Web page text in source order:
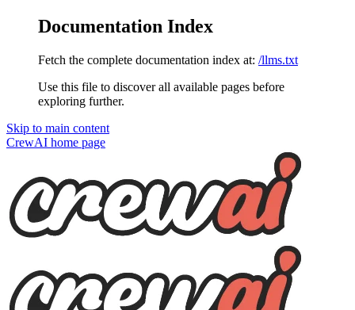
Documentation Index
Fetch the complete documentation index at: /llms.txt
Use this file to discover all available pages before
exploring further.
Skip to main content
CrewAI home page